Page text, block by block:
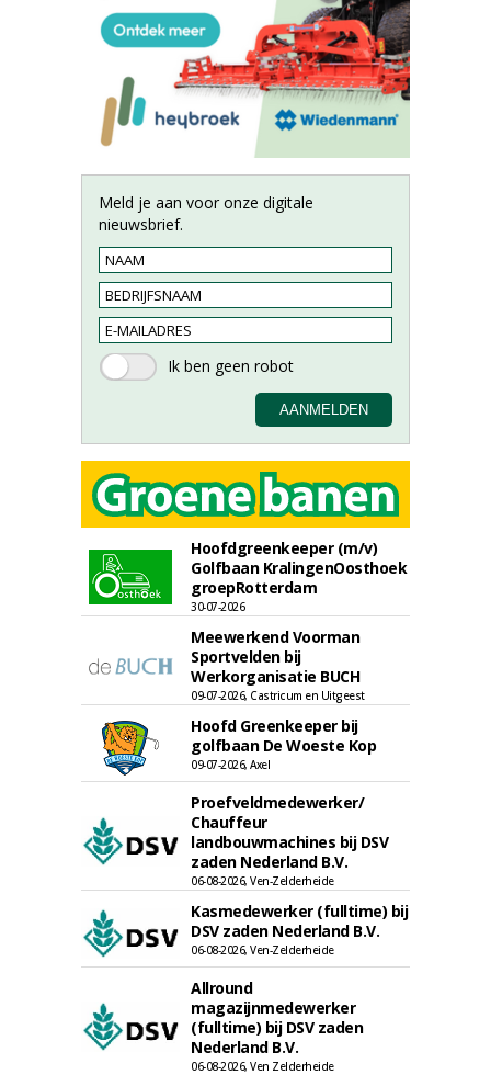
Meld je aan voor onze digitale
nieuwsbrief.
Hoofdgreenkeeper (m/v)
Golfbaan KralingenOosthoek
groepRotterdam
30-07-2026
Meewerkend Voorman
Sportvelden bij
Werkorganisatie BUCH
09-07-2026, Castricum en Uitgeest
Hoofd Greenkeeper bij
golfbaan De Woeste Kop
09-07-2026, Axel
Proefveldmedewerker/
Chauffeur
landbouwmachines bij DSV
zaden Nederland B.V.
06-08-2026, Ven-Zelderheide
Kasmedewerker (fulltime) bij
DSV zaden Nederland B.V.
06-08-2026, Ven-Zelderheide
Allround
magazijnmedewerker
(fulltime) bij DSV zaden
Nederland B.V.
06-08-2026, Ven Zelderheide